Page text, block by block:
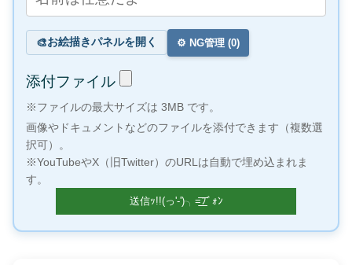
🎨お絵描きパネルを開く ⚙️ NG管理 (0)
添付ファイル
※ファイルの最大サイズは 3MB です。
画像やドキュメントなどのファイルを添付できます（複数選
択可）。
※YouTubeやX（旧Twitter）のURLは自動で埋め込まれま
す。